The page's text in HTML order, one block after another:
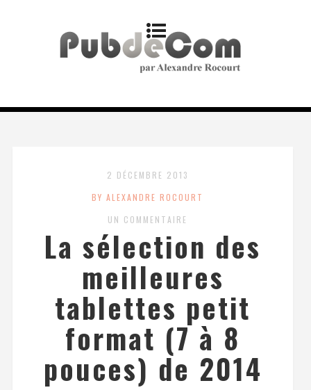
2 DÉCEMBRE 2013
BY ALEXANDRE ROCOURT
UN COMMENTAIRE
La sélection des
meilleures
tablettes petit
format (7 à 8
pouces) de 2014